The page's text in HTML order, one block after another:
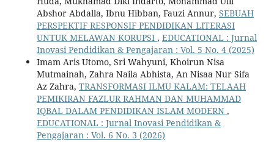
Abshor Abdalla, Ibnu Hibban, Fauzi Annur, SEBUAH
PERSPEKTIF RESPONSIF PENDIDIKAN LITERASI
UNTUK MELAWAN KORUPSI , EDUCATIONAL : Jurnal
Inovasi Pendidikan & Pengajaran : Vol. 5 No. 4 (2025)
Imam Aris Utomo, Sri Wahyuni, Khoirun Nisa
Mutmainah, Zahra Naila Abhista, An Nisaa Nur Sifa
Az Zahra, TRANSFORMASI ILMU KALAM: TELAAH
PEMIKIRAN FAZLUR RAHMAN DAN MUHAMMAD
IQBAL DALAM PENDIDIKAN ISLAM MODERN ,
EDUCATIONAL : Jurnal Inovasi Pendidikan &
Pengajaran : Vol. 6 No. 3 (2026)